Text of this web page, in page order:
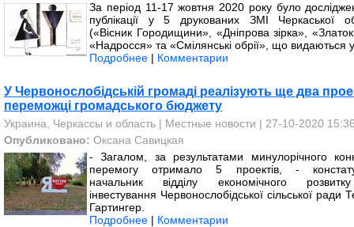
За період 11-17 жовтня 2020 року було
публікації у 5 друкованих ЗМІ Черкаської
(«Вісник Городищини», «Дніпрова зірка»,
«Надросся» та «Смілянські обрії», що видаються
Подробнее | Комментарии
У Червонослобідській громаді реалізують ще два
переможці громадського бюджету
Украина, Черкассы и область | Местные новости | 27-10-2020
Опубликовано: Оксана Савицкая
- Загалом, за результатами минулорічного
перемогу отримало 5 проектів, -
начальник відділу економічного
інвестування Червонослобідської сільської ради
Гартингер.
Подробнее | Комментарии